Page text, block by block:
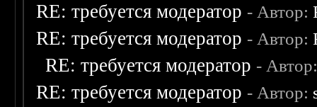
RE: требуется модератор - Автор:
RE: требуется модератор - Автор:
RE: требуется модератор -
RE: требуется модератор - Автор: